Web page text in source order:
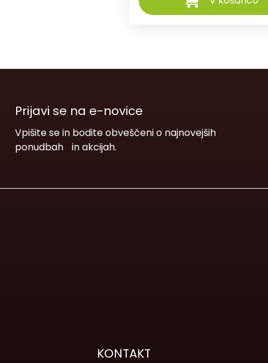
Prijavi se na e-novice
Vpišite se in bodite obveščeni o najnovejših
ponudbah in akcijah.
KONTAKT